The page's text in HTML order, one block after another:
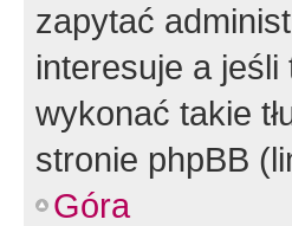
zapytać
interesuje a
wykonać takie
stronie phpBB
Góra